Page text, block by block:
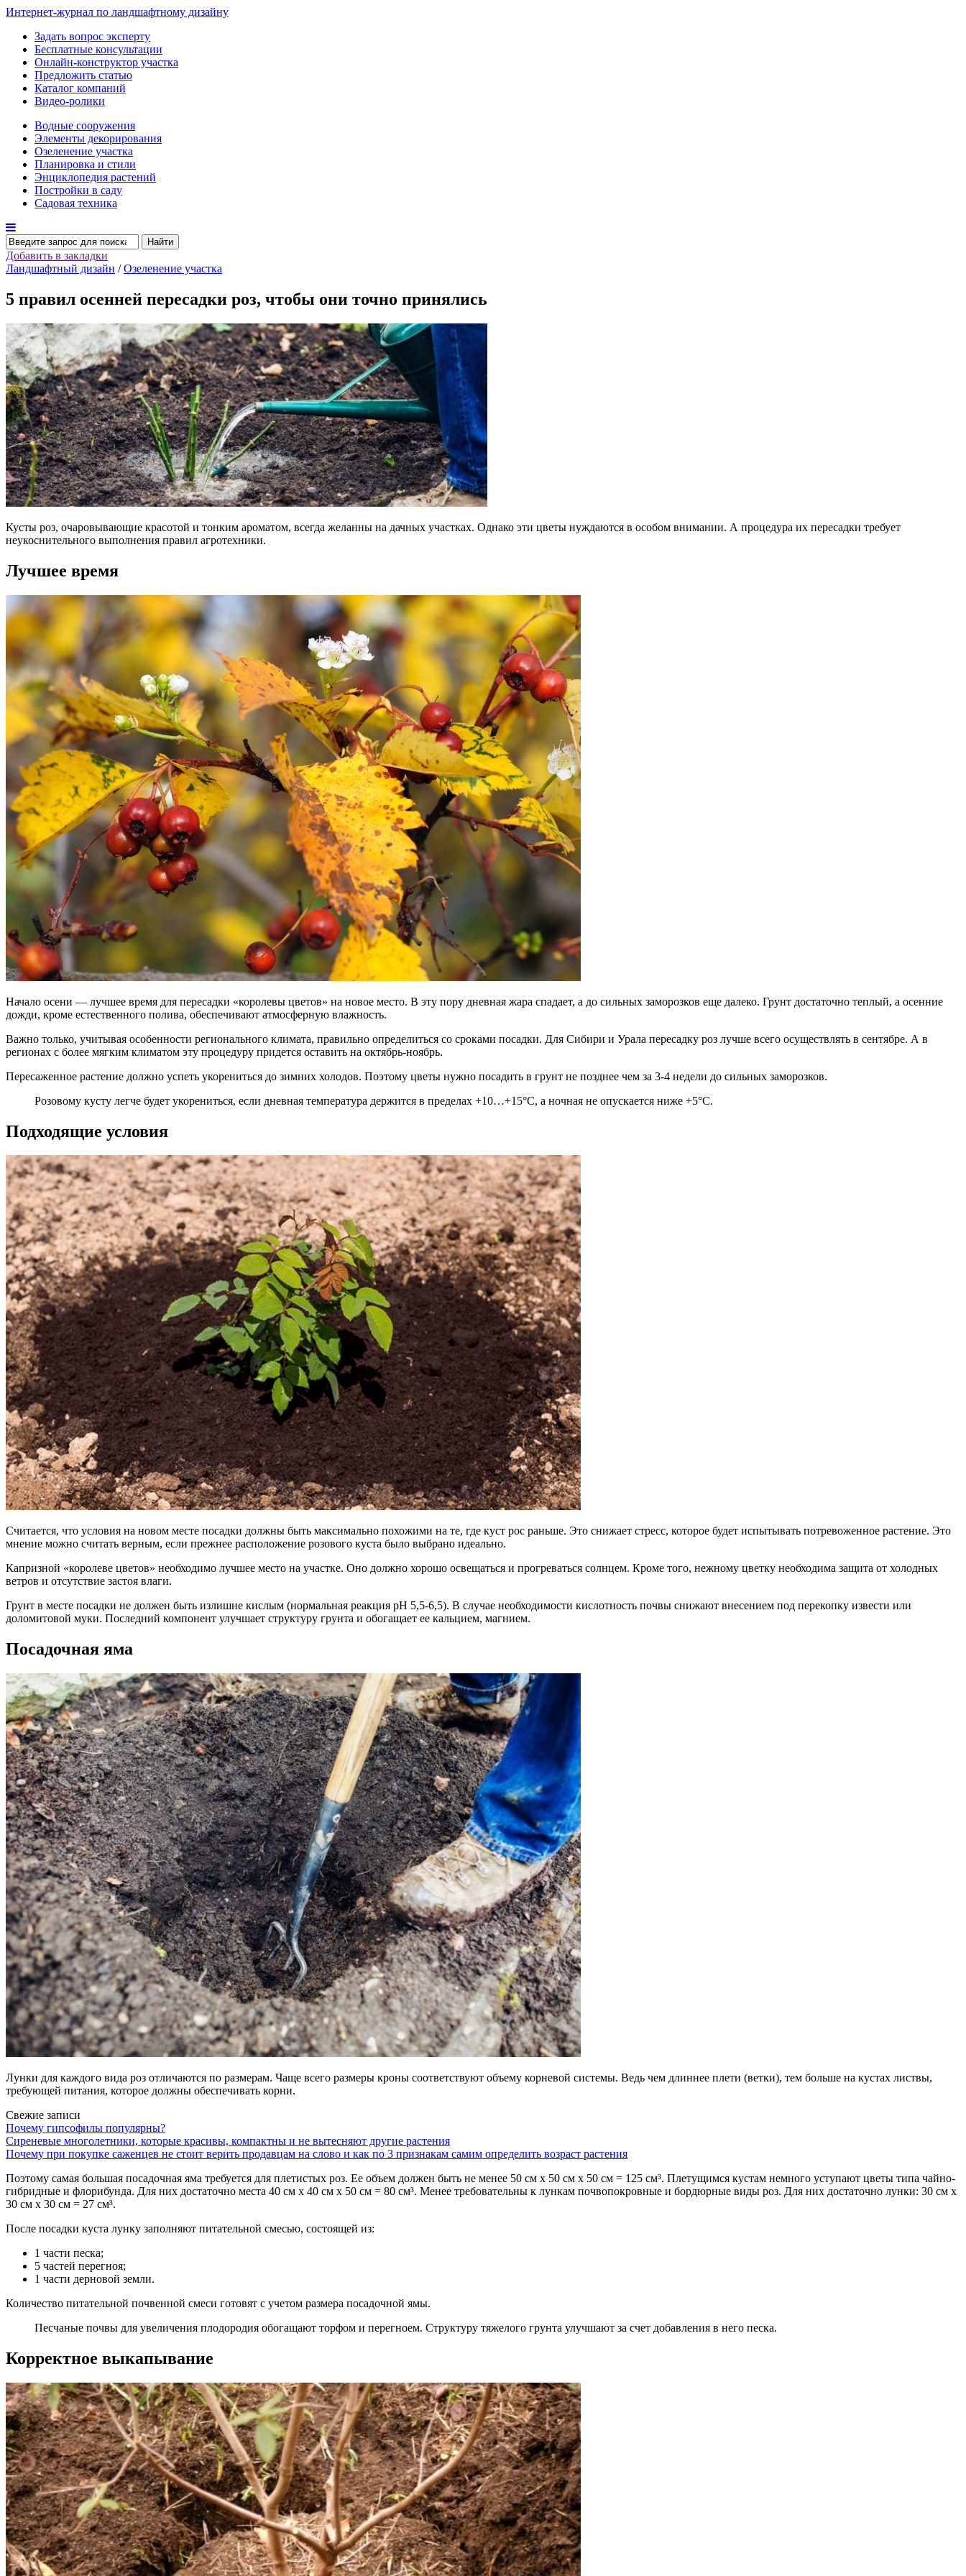
Интернет-журнал по ландшафтному дизайну
Задать вопрос эксперту
Бесплатные консультации
Онлайн-конструктор участка
Предложить статью
Каталог компаний
Видео-ролики
Водные сооружения
Элементы декорирования
Озеленение участка
Планировка и стили
Энциклопедия растений
Постройки в саду
Садовая техника
Найти
Добавить в закладки
Ландшафтный дизайн / Озеленение участка
5 правил осенней пересадки роз, чтобы они точно принялись
Кусты роз, очаровывающие красотой и тонким ароматом, всегда желанны на дачных участках. Однако эти цветы нуждаются в особом внимании. А процедура их пересадки требует
неукоснительного выполнения правил агротехники.
Лучшее время
Начало осени — лучшее время для пересадки «королевы цветов» на новое место. В эту пору дневная жара спадает, а до сильных заморозков еще далеко. Грунт достаточно теплый, а осенние
дожди, кроме естественного полива, обеспечивают атмосферную влажность.
Важно только, учитывая особенности регионального климата, правильно определиться со сроками посадки. Для Сибири и Урала пересадку роз лучше всего осуществлять в сентябре. А в
регионах с более мягким климатом эту процедуру придется оставить на октябрь-ноябрь.
Пересаженное растение должно успеть укорениться до зимних холодов. Поэтому цветы нужно посадить в грунт не позднее чем за 3-4 недели до сильных заморозков.
Розовому кусту легче будет укорениться, если дневная температура держится в пределах +10…+15°С, а ночная не опускается ниже +5°С.
Подходящие условия
Считается, что условия на новом месте посадки должны быть максимально похожими на те, где куст рос раньше. Это снижает стресс, которое будет испытывать потревоженное растение. Это
мнение можно считать верным, если прежнее расположение розового куста было выбрано идеально.
Капризной «королеве цветов» необходимо лучшее место на участке. Оно должно хорошо освещаться и прогреваться солнцем. Кроме того, нежному цветку необходима защита от холодных
ветров и отсутствие застоя влаги.
Грунт в месте посадки не должен быть излишне кислым (нормальная реакция рН 5,5-6,5). В случае необходимости кислотность почвы снижают внесением под перекопку извести или
доломитовой муки. Последний компонент улучшает структуру грунта и обогащает ее кальцием, магнием.
Посадочная яма
Лунки для каждого вида роз отличаются по размерам. Чаще всего размеры кроны соответствуют объему корневой системы. Ведь чем длиннее плети (ветки), тем больше на кустах листвы,
требующей питания, которое должны обеспечивать корни.
Свежие записи
Почему гипсофилы популярны?
Сиреневые многолетники, которые красивы, компактны и не вытесняют другие растения
Почему при покупке саженцев не стоит верить продавцам на слово и как по 3 признакам самим определить возраст растения
Поэтому самая большая посадочная яма требуется для плетистых роз. Ее объем должен быть не менее 50 см х 50 см х 50 см = 125 см³. Плетущимся кустам немного уступают цветы типа чайно-
гибридные и флорибунда. Для них достаточно места 40 см х 40 см х 50 см = 80 см³. Менее требовательны к лункам почвопокровные и бордюрные виды роз. Для них достаточно лунки: 30 см х
30 см х 30 см = 27 см³.
После посадки куста лунку заполняют питательной смесью, состоящей из:
1 части песка;
5 частей перегноя;
1 части дерновой земли.
Количество питательной почвенной смеси готовят с учетом размера посадочной ямы.
Песчаные почвы для увеличения плодородия обогащают торфом и перегноем. Структуру тяжелого грунта улучшают за счет добавления в него песка.
Корректное выкапывание